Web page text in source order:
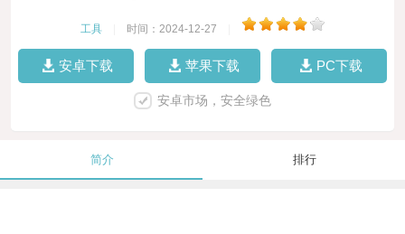
工具 时间：2024-12-27
安卓下载 苹果下载 PC下载
安卓市场，安全绿色
简介 排行